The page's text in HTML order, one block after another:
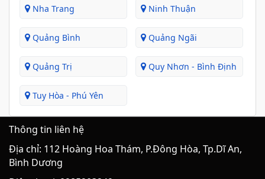
Nha Trang Ninh Thuận
Quảng Bình Quảng Ngãi
Quảng Trị Quy Nhơn - Bình Định
Tuy Hòa - Phú Yên
Thông tin liên hệ
Địa chỉ: 112 Hoàng Hoa Thám, P.Đông Hòa, Tp.Dĩ An,
Bình Dương